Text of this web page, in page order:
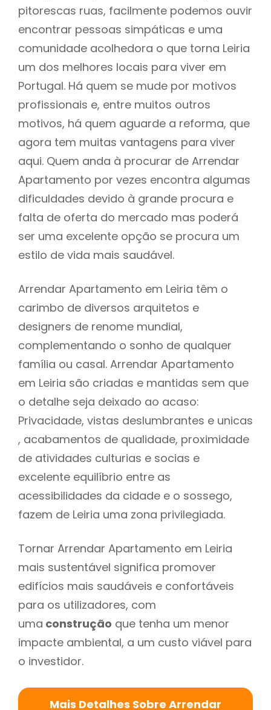
pitorescas ruas, facilmente podemos ouvir
encontrar pessoas simpáticas e uma
comunidade acolhedora o que torna Leiria
um dos melhores locais para viver em
Portugal. Há quem se mude por motivos
profissionais e, entre muitos outros
motivos, há quem aguarde a reforma, que
agora tem muitas vantagens para viver
aqui. Quem anda à procurar de Arrendar
Apartamento por vezes encontra algumas
dificuldades devido à grande procura e
falta de oferta do mercado mas poderá
ser uma excelente opção se procura um
estilo de vida mais saudável.
Arrendar Apartamento em Leiria têm o
carimbo de diversos arquitetos e
designers de renome mundial,
complementando o sonho de qualquer
família ou casal. Arrendar Apartamento
em Leiria são criadas e mantidas sem que
o detalhe seja deixado ao acaso:
Privacidade, vistas deslumbrantes e unicas
, acabamentos de qualidade, proximidade
de atividades culturias e socias e
excelente equilíbrio entre as
acessibilidades da cidade e o sossego,
fazem de Leiria uma zona privilegiada.
Tornar Arrendar Apartamento em Leiria
mais sustentável significa promover
edifícios mais saudáveis e confortáveis
para os utilizadores, com
uma construção que tenha um menor
impacte ambiental, a um custo viável para
o investidor.
Mais Detalhes Sobre Arrendar